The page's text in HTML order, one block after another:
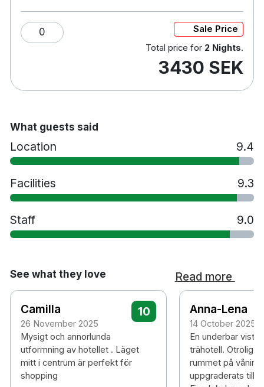
0
Sale Price
Total price for 2 Nights.
3430 SEK
What guests said
Location 9.4
Facilities 9.3
Staff 9.0
See what they love Read more
Camilla
26 November 2025
10
Mysigt och annorlunda
utformning av hotellet . Läget
mitt i centrum är perfekt för
shopping
Anna-Lena
14 October 2025
En underbar
trähotell. Otrolig
rummet på våning
uppgraderats till.